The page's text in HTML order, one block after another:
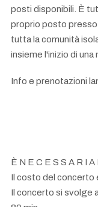
posti disponibili. È
proprio posto presso
tutta la comunità
insieme l'inizio di una
Info e prenotazioni
È N E C E S S A R I
Il costo del concerto
Il concerto si svolge